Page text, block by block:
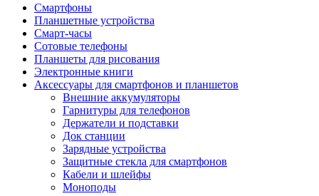
Калькуляторы
Мебель
Стулья и кресла
Столы
Мебельные аксессуары
Аксессуары для кресел
Вешалки
Коврики защитные
Эргономика
Опции для устройств печати, копирования и
сканирования
Сетевое оборудование
Маршрутизаторы
Модемы
Смартфоны
Планшетные устройства
Смарт-часы
Сотовые телефоны
Планшеты для рисования
Электронные книги
Аксессуары для смартфонов и планшетов
Внешние аккумуляторы
Гарнитуры для телефонов
Держатели и подставки
Док станции
Зарядные устройства
Защитные стекла для смартфонов
Кабели и шлейфы
Моноподы